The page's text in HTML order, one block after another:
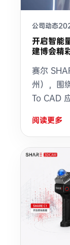
公司动态
开启智能
建博会精
赛尔
州），围
To CAD
阅读更多